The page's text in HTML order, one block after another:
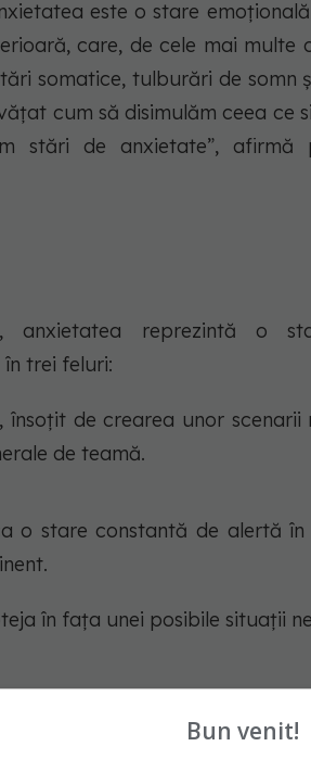
este o stare
care, de cele mai multe
somatice, tulburări de somn
cum să disimulăm ceea ce
stări de anxietate”, afirmă
anxietatea reprezintă o
trei feluri:
de crearea unor scenarii
de teamă.
o stare constantă de alertă
în fața unei posibile situații
Bun venit!